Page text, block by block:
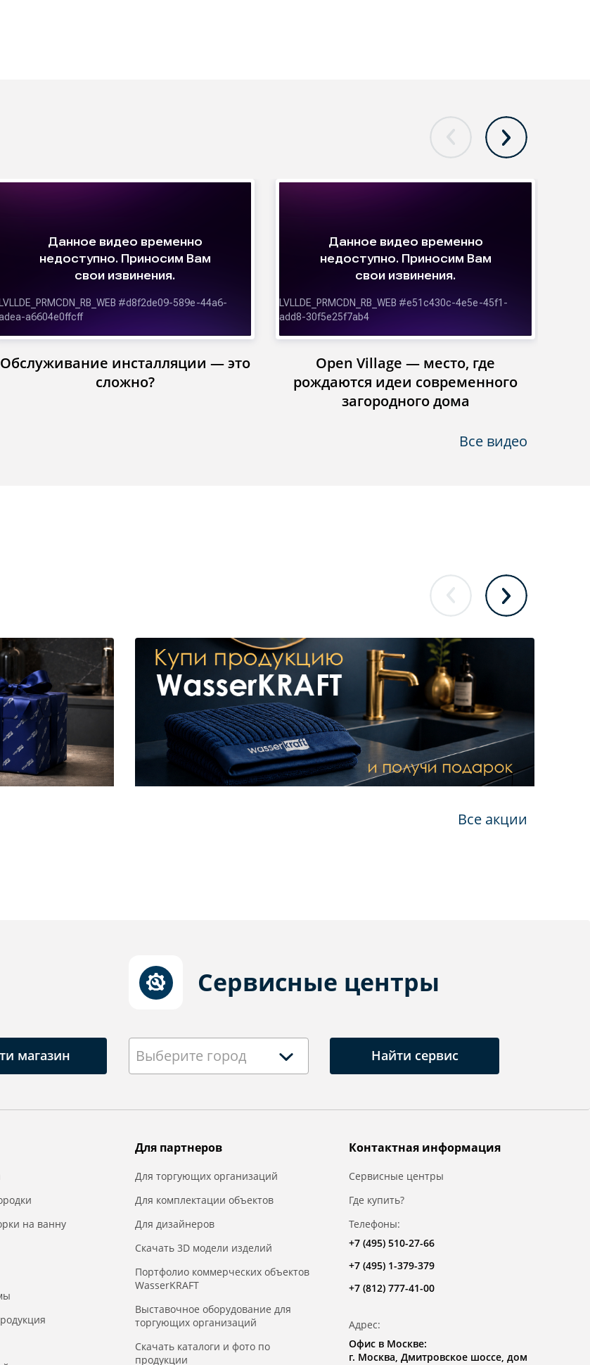
Обслуживание инсталляции — это
сложно?
Open Village — место, где
рождаются идеи современного
загородного дома
Все видео
Все акции
магазин
Сервисные центры
Выберите город Найти сервис
на ванну
Для партнеров
Для торгующих организаций
Для комплектации объектов
Для дизайнеров
Скачать 3D модели изделий
Портфолио коммерческих объектов
WasserKRAFT
Выставочное оборудование для
торгующих организаций
Скачать каталоги и фото по
продукции
Контактная информация
Сервисные центры
Где купить?
Телефоны:
+7 (495) 510-27-66
+7 (495) 1-379-379
+7 (812) 777-41-00
Адрес:
Офис в Москве:
г. Москва, Дмитровское шоссе, дом